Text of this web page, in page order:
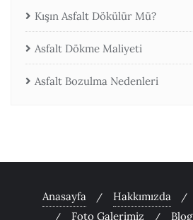
Kışın Asfalt Dökülür Mü?
Asfalt Dökme Maliyeti
Asfalt Bozulma Nedenleri
Anasayfa Hakkımızda
Foto Galerimiz
Blog